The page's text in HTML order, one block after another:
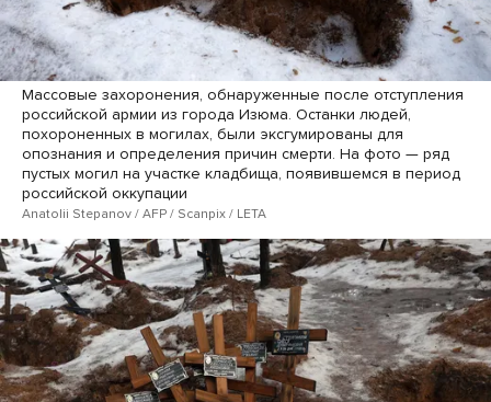
Массовые захоронения, обнаруженные после отступления
российской армии из города Изюма. Останки людей,
похороненных в могилах, были эксгумированы для
опознания и определения причин смерти. На фото — ряд
пустых могил на участке кладбища, появившемся в период
российской оккупации
Anatolii Stepanov / AFP / Scanpix / LETA